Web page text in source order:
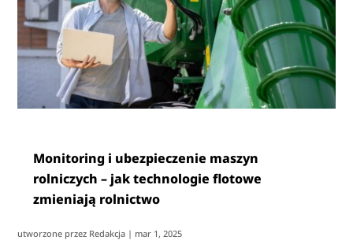
Monitoring i ubezpieczenie maszyn
rolniczych – jak technologie flotowe
zmieniają rolnictwo
utworzone przez Redakcja | mar 1, 2025